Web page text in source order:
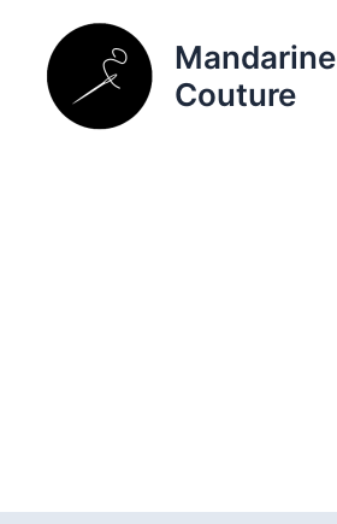
contenu
Mandarine
Couture